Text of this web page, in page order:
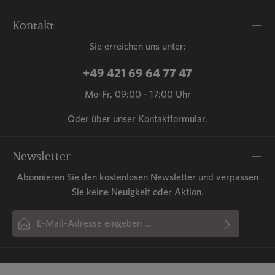
Kontakt
Sie erreichen uns unter:
+49 421 69 64 77 47
Mo-Fr, 09:00 - 17:00 Uhr
Oder über unser Kontaktformular.
Newsletter
Abonnieren Sie den kostenlosen Newsletter und verpassen
Sie keine Neuigkeit oder Aktion.
E-Mail-Adresse*